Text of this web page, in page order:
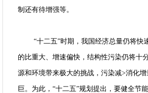
制还有待增强等。
“十二五”时期，我国经济总量仍将快
的比重大、增速偏快，结构性污染仍将十
源和环境带来极大的挑战，污染减>消化
巨。为此，“十二五”规划提出，要健全节